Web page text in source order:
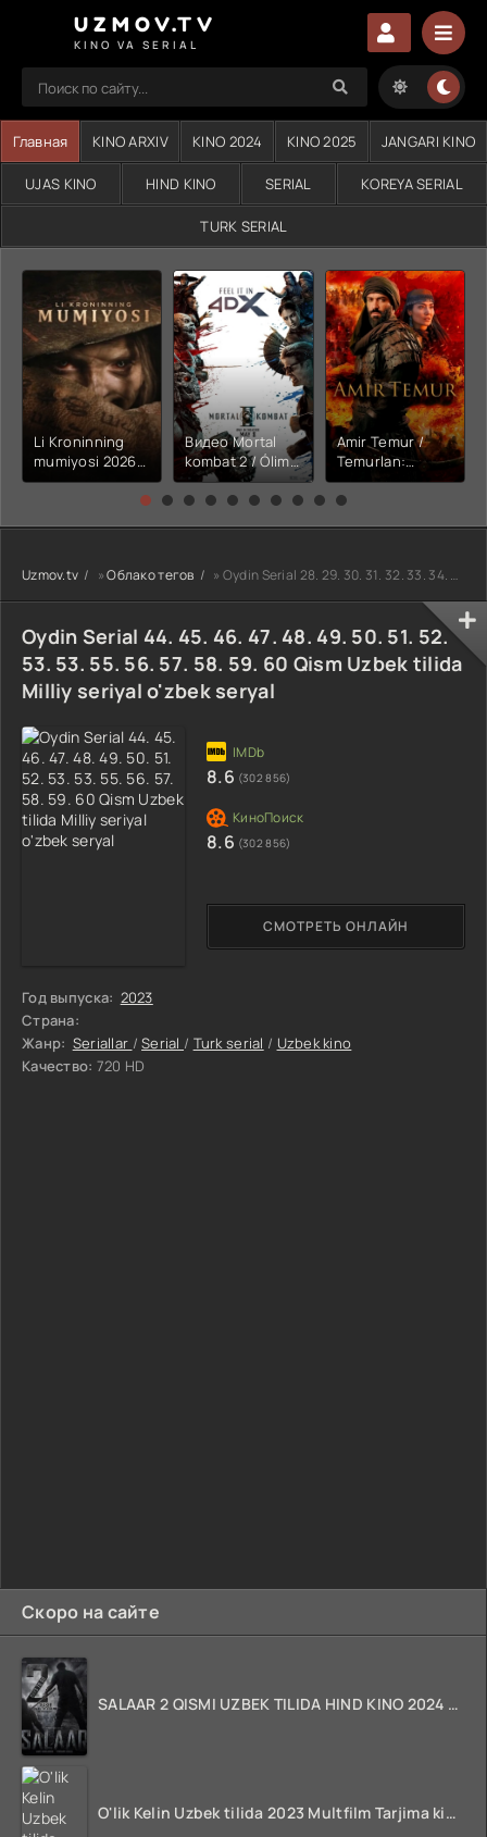
UZMOV.TV
KINO VA SERIAL
Главная KINO ARXIV KINO 2024 KINO 2025 JANGARI KINO
UJAS KINO HIND KINO SERIAL KOREYA SERIAL
TURK SERIAL
Li Kroninning
mumiyosi 2026
(uzbek tilida
kino) tarjima HD
Видео Mortal
kombat 2 / Ólim
jangi 2 (2026)
Uzbek tilida
Amir Temur /
Temurlan:
Fathchining
yuksalishi
tarjima kino Full
HD tas-ix
Скоро на сайте
SALAAR 2 QISMI UZBEK TILIDA HIND KINO 2024 TARJIMA 720p HD Skachat
O'lik Kelin Uzbek tilida 2023 Multfilm Tarjima kino skachat
Uzmov.tv »Облако тегов » Oydin Serial 28. 29. 30. 31. 32. 33. 34. 35. 36. 37. 38. 39. 40 Qism Uzbek tilida Milliy seriyal o'z
Oydin Serial 44. 45. 46. 47. 48. 49. 50. 51. 52.
53. 53. 55. 56. 57. 58. 59. 60 Qism Uzbek tilida
Milliy seriyal o'zbek seryal
Год выпуска: 2023
Страна:
Жанр: Seriallar /Serial / Turk serial / Uzbek kino
Качество: 720 HD
СМОТРЕТЬ ОНЛАЙН
8.6 (302 856)
8.6 (302 856)